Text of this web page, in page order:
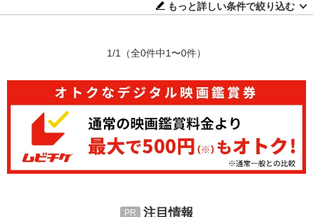
もっと詳しい条件で絞り込む
1/1 （全0件中1〜0件）
注目情報